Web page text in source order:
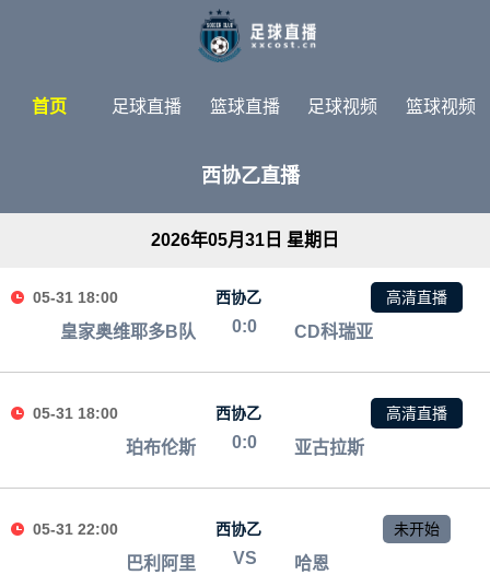
首页 足球直播 篮球直播 足球视频 篮球视频
体育专题
西协乙直播
2026年05月31日 星期日
05-31 18:00 西协乙
皇家奥维耶多B队 0:0 CD科瑞亚
高清直播
05-31 18:00 西协乙
珀布伦斯 0:0 亚古拉斯
高清直播
05-31 22:00 西协乙
巴利阿里 VS 哈恩
未开始